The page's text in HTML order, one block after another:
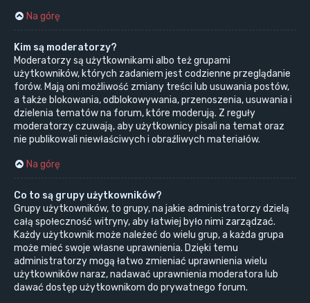
Na górę
Kim są moderatorzy?
Moderatorzy są użytkownikami albo też grupami
użytkowników, których zadaniem jest codzienne przeglądanie
forów. Mają oni możliwość zmiany treści lub usuwania postów,
a także blokowania, odblokowywania, przenoszenia, usuwania i
dzielenia tematów na forum, które moderują. Z reguły
moderatorzy czuwają, aby użytkownicy pisali na temat oraz
nie publikowali niewłaściwych i obraźliwych materiałów.
Na górę
Co to są grupy użytkowników?
Grupy użytkowników, to grupy, na jakie administratorzy dzielą
całą społeczność witryny, aby łatwiej było nimi zarządzać.
Każdy użytkownik może należeć do wielu grup, a każda grupa
może mieć swoje własne uprawnienia. Dzięki temu
administratorzy mogą łatwo zmieniać uprawnienia wielu
użytkowników naraz, nadawać uprawnienia moderatora lub
dawać dostęp użytkownikom do prywatnego forum.